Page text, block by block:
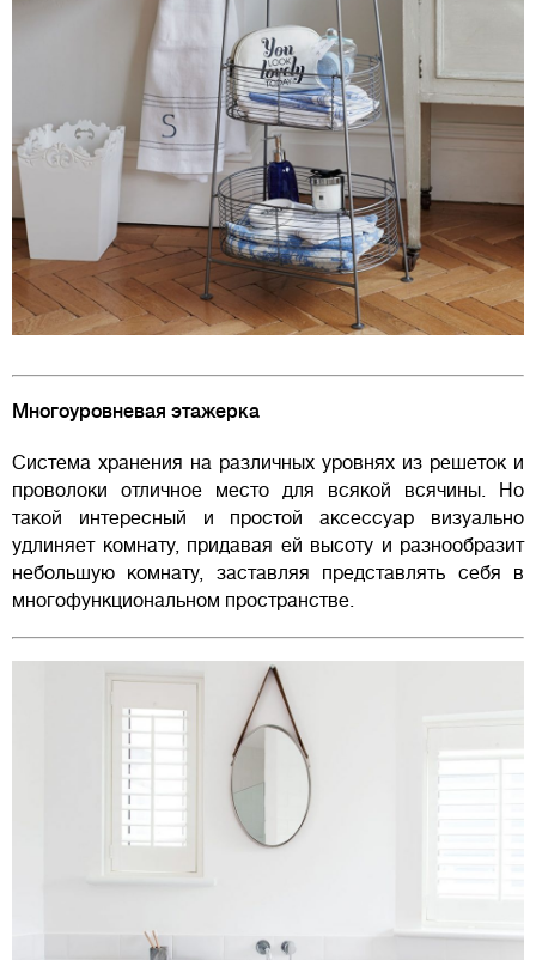
Многоуровневая этажерка
Система хранения на различных уровнях из решеток и
проволоки отличное место для всякой всячины. Но
такой интересный и простой аксессуар визуально
удлиняет комнату, придавая ей высоту и разнообразит
небольшую комнату, заставляя представлять себя в
многофункциональном пространстве.